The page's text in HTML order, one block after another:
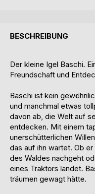
BESCHREIBUNG
Der kleine Igel Baschi.
Freundschaft und
Baschi ist kein
und manchmal etwas
davon ab, die Welt auf
entdecken. Mit einem
unerschütterlichen
das auf ihn wartet. Ob
des Waldes nachgeht
eines Traktors landet.
träumen gewagt hätte.